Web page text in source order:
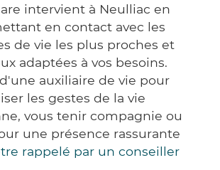
intervient à Neulliac en
en contact avec les
de vie les plus proches et
adaptées à vos besoins.
auxiliaire de vie pour
les gestes de la vie
vous tenir compagnie ou
une présence rassurante
rappelé par un conseiller